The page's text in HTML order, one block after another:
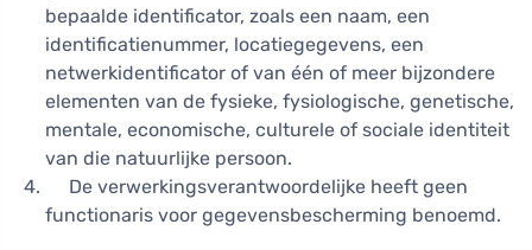
bepaalde identificator, zoals een naam, een
identificatienummer, locatiegegevens, een
netwerkidentificator of van één of meer bijzondere
elementen van de fysieke, fysiologische, genetische,
mentale, economische, culturele of sociale identiteit
van die natuurlijke persoon.
De verwerkingsverantwoordelijke heeft geen
functionaris voor gegevensbescherming benoemd.